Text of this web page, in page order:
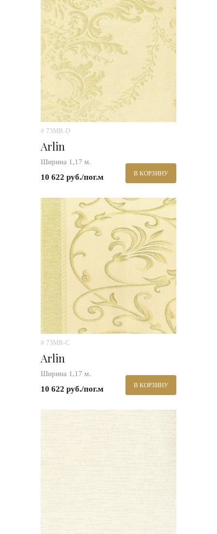
# 73MR-D
Arlin
Ширина 1,17 м.
10 622 руб./пог.м В КОРЗИНУ
# 73MR-C
Arlin
Ширина 1,17 м.
10 622 руб./пог.м В КОРЗИНУ